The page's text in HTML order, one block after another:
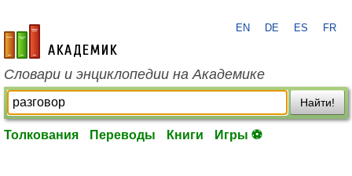
academic.ru
EN DE ES FR
Словари и энциклопедии на Академике
Найти!
Толкования Переводы Книги Игры ⚽